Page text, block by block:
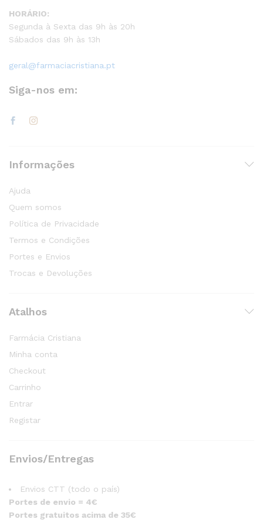
HORÁRIO:
Segunda à Sexta das 9h às 20h
Sábados das 9h às 13h
geral@farmaciacristiana.pt
Siga-nos em:
Informações
Ajuda
Quem somos
Política de Privacidade
Termos e Condições
Portes e Envios
Trocas e Devoluções
Atalhos
Farmácia Cristiana
Minha conta
Checkout
Carrinho
Entrar
Registar
Envios/Entregas
Envios CTT (todo o país)
Portes de envio = 4€
Portes gratuitos acima de 35€